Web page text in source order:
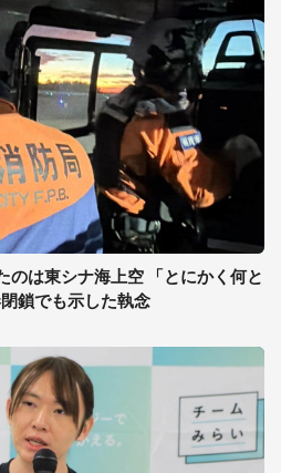
のは東シナ海上空 「とにかく何と
鎖でも示した執念